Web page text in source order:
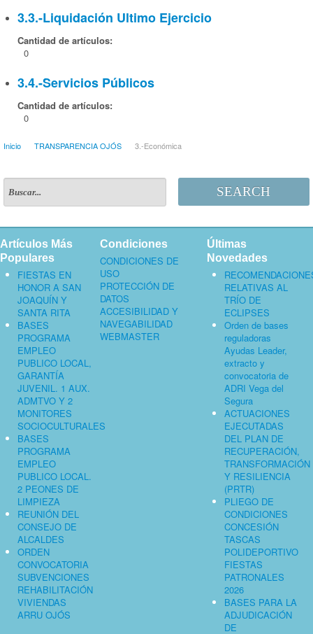
3.3.-Liquidación Ultimo Ejercicio
Cantidad de artículos:
0
3.4.-Servicios Públicos
Cantidad de artículos:
0
Inicio TRANSPARENCIA OJÓS 3.-Económica
SEARCH
Artículos Más
Populares
FIESTAS EN
HONOR A SAN
JOAQUÍN Y
SANTA RITA
BASES
PROGRAMA
EMPLEO
PUBLICO LOCAL,
GARANTÍA
JUVENIL. 1 AUX.
ADMTVO Y 2
MONITORES
SOCIOCULTURALES
BASES
PROGRAMA
EMPLEO
PUBLICO LOCAL.
2 PEONES DE
LIMPIEZA
REUNIÓN DEL
CONSEJO DE
ALCALDES
ORDEN
CONVOCATORIA
SUBVENCIONES
REHABILITACIÓN
VIVIENDAS
ARRU OJÓS
Condiciones
CONDICIONES DE
USO
PROTECCIÓN DE
DATOS
ACCESIBILIDAD Y
NAVEGABILIDAD
WEBMASTER
Últimas
Novedades
RELATIVAS AL
TRÍO DE
ECLIPSES
Orden de bases
reguladoras
Ayudas Leader,
extracto y
convocatoria de
ADRI Vega del
Segura
ACTUACIONES
EJECUTADAS
DEL PLAN DE
RECUPERACIÓN,
TRANSFORMACIÓN
Y RESILIENCIA
(PRTR)
PLIEGO DE
CONDICIONES
CONCESIÓN
TASCAS
POLIDEPORTIVO
FIESTAS
PATRONALES
2026
BASES PARA LA
ADJUDICACIÓN
DE